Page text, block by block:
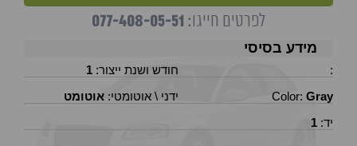
לפרטים חייגו: 077-408-05-51
מידע בסיסי
: חודש ושנת ייצור: 1
Color: Gray ידני \ אוטומטי: אוטומט
יד: 1